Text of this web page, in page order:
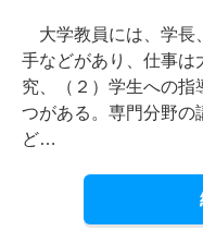
大学教員には、学長
手などがあり、仕事は
究、（２）学生への指
つがある。専門分野の
ど…